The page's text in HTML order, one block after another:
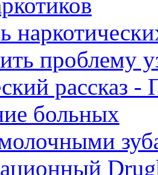
проблему
рассказ -
больных